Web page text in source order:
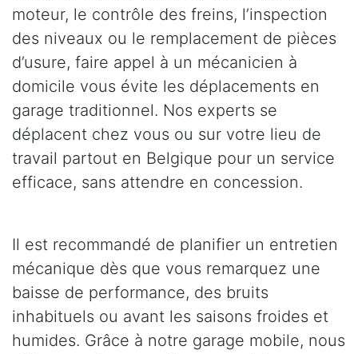
moteur, le contrôle des freins, l’inspection
des niveaux ou le remplacement de pièces
d’usure, faire appel à un mécanicien à
domicile vous évite les déplacements en
garage traditionnel. Nos experts se
déplacent chez vous ou sur votre lieu de
travail partout en Belgique pour un service
efficace, sans attendre en concession.
Il est recommandé de planifier un entretien
mécanique dès que vous remarquez une
baisse de performance, des bruits
inhabituels ou avant les saisons froides et
humides. Grâce à notre garage mobile, nous